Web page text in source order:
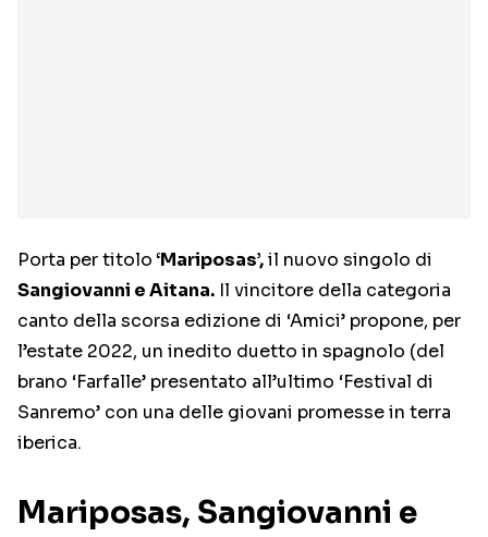
Porta per titolo‘Mariposas’,il nuovo singolo di
Sangiovanni e Aitana. Il vincitore della categoria
canto della scorsa edizione di ‘Amici’ propone, per
l’estate 2022, un inedito duetto in spagnolo (del
brano ‘Farfalle’ presentato all’ultimo ‘Festival di
Sanremo’ con una delle giovani promesse in terra
iberica.
Mariposas, Sangiovanni e